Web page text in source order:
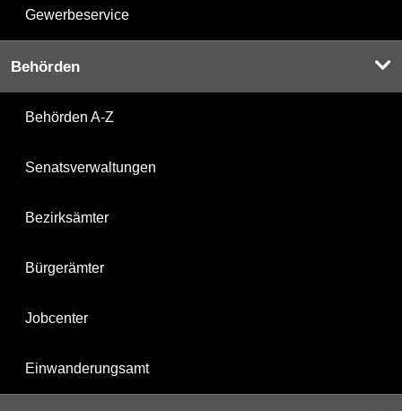
Gewerbeservice
Behörden
Behörden A-Z
Senatsverwaltungen
Bezirksämter
Bürgerämter
Jobcenter
Einwanderungsamt